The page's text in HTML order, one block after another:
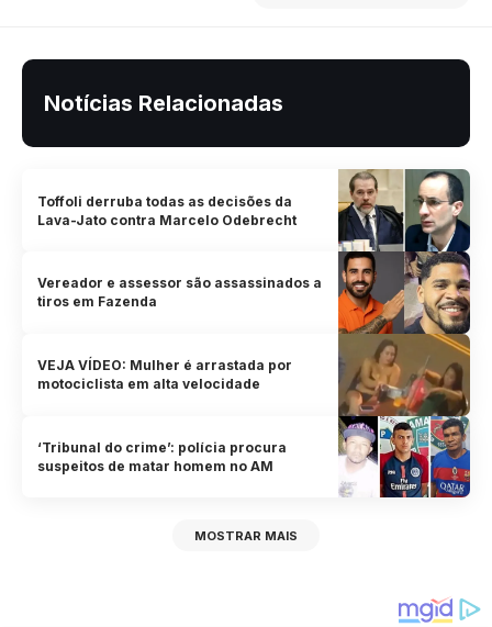
Notícias Relacionadas
Toffoli derruba todas as decisões da
Lava-Jato contra Marcelo Odebrecht
Vereador e assessor são assassinados a
tiros em Fazenda
VEJA VÍDEO: Mulher é arrastada por
motociclista em alta velocidade
‘Tribunal do crime’: polícia procura
suspeitos de matar homem no AM
MOSTRAR MAIS